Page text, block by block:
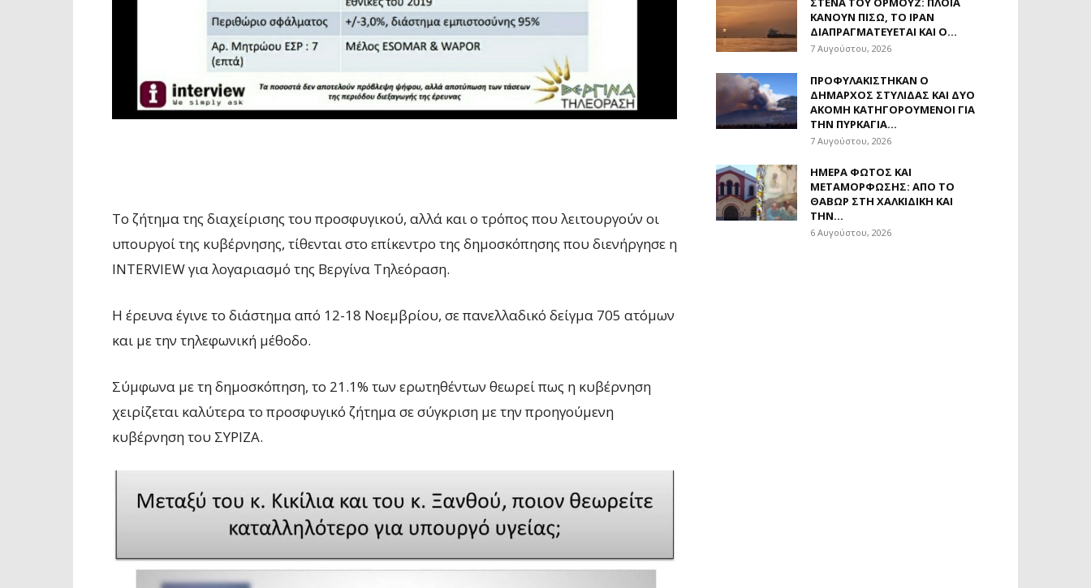
Το ζήτημα της διαχείρισης του προσφυγικού, αλλά και ο τρόπος που λειτουργούν οι
υπουργοί της κυβέρνησης, τίθενται στο επίκεντρο της δημοσκόπησης που διενήργησε η
INTERVIEW για λογαριασμό της Βεργίνα Τηλεόραση.
Η έρευνα έγινε το διάστημα από 12-18 Νοεμβρίου, σε πανελλαδικό δείγμα 705 ατόμων
και με την τηλεφωνική μέθοδο.
Σύμφωνα με τη δημοσκόπηση, το 21.1% των ερωτηθέντων θεωρεί πως η κυβέρνηση
χειρίζεται καλύτερα το προσφυγικό ζήτημα σε σύγκριση με την προηγούμενη
κυβέρνηση του ΣΥΡΙΖΑ.
ΚΆΝΟΥΝ ΠΊΣΩ, ΤΟ ΙΡΆΝ
ΔΙΑΠΡΑΓΜΑΤΕΎΕΤΑΙ ΚΑΙ Ο...
7 Αυγούστου, 2026
ΠΡΟΦΥΛΑΚΊΣΤΗΚΑΝ Ο
ΔΉΜΑΡΧΟΣ ΣΤΥΛΊΔΑΣ ΚΑΙ ΔΎΟ
ΑΚΌΜΗ ΚΑΤΗΓΟΡΟΎΜΕΝΟΙ ΓΙΑ
ΤΗΝ ΠΥΡΚΑΓΙΆ...
7 Αυγούστου, 2026
ΗΜΈΡΑ ΦΩΤΌΣ ΚΑΙ
ΜΕΤΑΜΌΡΦΩΣΗΣ: ΑΠΌ ΤΟ
ΘΑΒΏΡ ΣΤΗ ΧΑΛΚΙΔΙΚΉ ΚΑΙ
ΤΗΝ...
6 Αυγούστου, 2026